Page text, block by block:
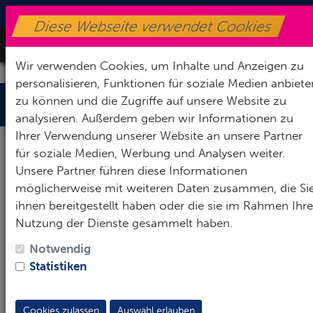
+49170-8716590| info@sv-henfenfeld.de
Toggle
Neuigkeiten
Diese Webseite verwendet Cookies
Wir verwenden Cookies, um Inhalte und Anzeigen zu
personalisieren, Funktionen für soziale Medien
zu können und die Zugriffe auf unsere Website zu
analysieren. Außerdem geben wir Informationen zu
Ihrer Verwendung unserer Website an unsere Partner
für soziale Medien, Werbung und Analysen weiter.
Unsere Partner führen diese Informationen
möglicherweise mit weiteren Daten zusammen, die
ihnen bereitgestellt haben oder die sie im Rahmen
Nutzung der Dienste gesammelt haben.
Notwendig
Statistiken